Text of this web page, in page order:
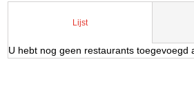
Lijst
U hebt nog geen restaurants toegevoegd